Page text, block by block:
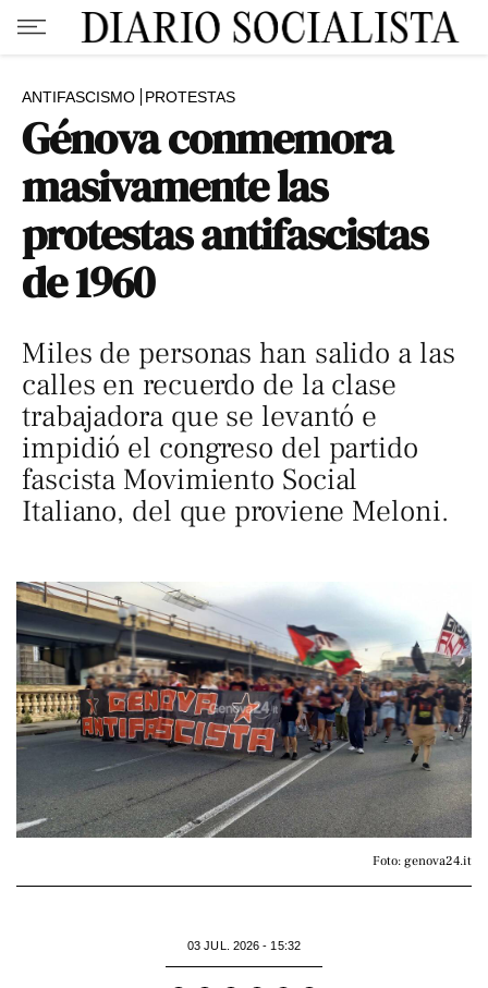
ANTIFASCISMO PROTESTAS
Génova conmemora
masivamente las
protestas antifascistas
de 1960
Miles de personas han salido a las
calles en recuerdo de la clase
trabajadora que se levantó e
impidió el congreso del partido
fascista Movimiento Social
Italiano, del que proviene Meloni.
Foto: genova24.it
03 JUL. 2026 - 15:32